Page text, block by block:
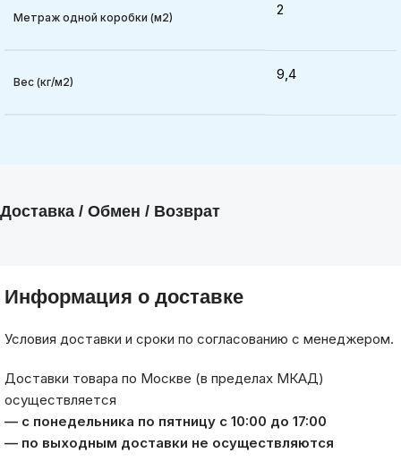
Метраж одной коробки (м2) 2
Вес (кг/м2) 9,4
Доставка / Обмен / Возврат
Информация о доставке
Условия доставки и сроки по согласованию с менеджером.
Доставки товара по Москве (в пределах МКАД)
осуществляется
— с понедельника по пятницу с 10:00 до 17:00
— по выходным доставки не осуществляются